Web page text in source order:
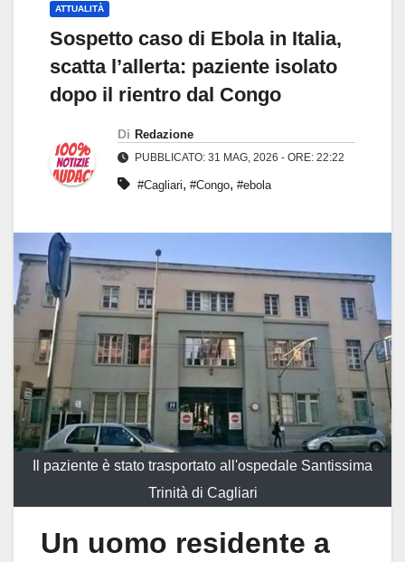
ATTUALITÀ
Sospetto caso di Ebola in Italia,
scatta l’allerta: paziente isolato
dopo il rientro dal Congo
Di Redazione
PUBBLICATO: 31 MAG, 2026 - ORE: 22:22
#Cagliari, #Congo, #ebola
Il paziente è stato trasportato all'ospedale Santissima
Trinità di Cagliari
Un uomo residente a